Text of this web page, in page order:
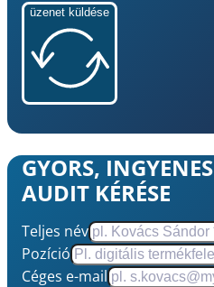
üzenet küldése
GYORS, INGYENES
AUDIT KÉRÉSE
Teljes név
Pozíció
Céges e-mail